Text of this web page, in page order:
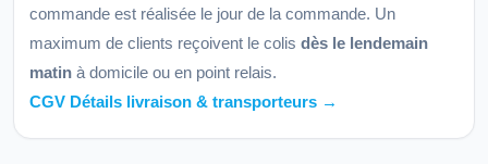
commande est réalisée le jour de la commande. Un
maximum de clients reçoivent le colis dès le lendemain
matin à domicile ou en point relais.
CGV Détails livraison & transporteurs →